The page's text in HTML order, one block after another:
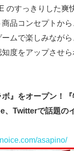
のすっきりした爽
品コンセプトか
ムで楽しみなが
度をアップさせ
』をオープン！
、Twitterで話題の
asapino/